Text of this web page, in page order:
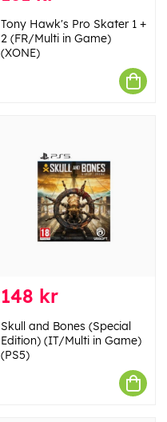
Tony Hawk's Pro Skater 1 +
2 (FR/Multi in Game)
(XONE)
148 kr
Skull and Bones (Special
Edition) (IT/Multi in Game)
(PS5)